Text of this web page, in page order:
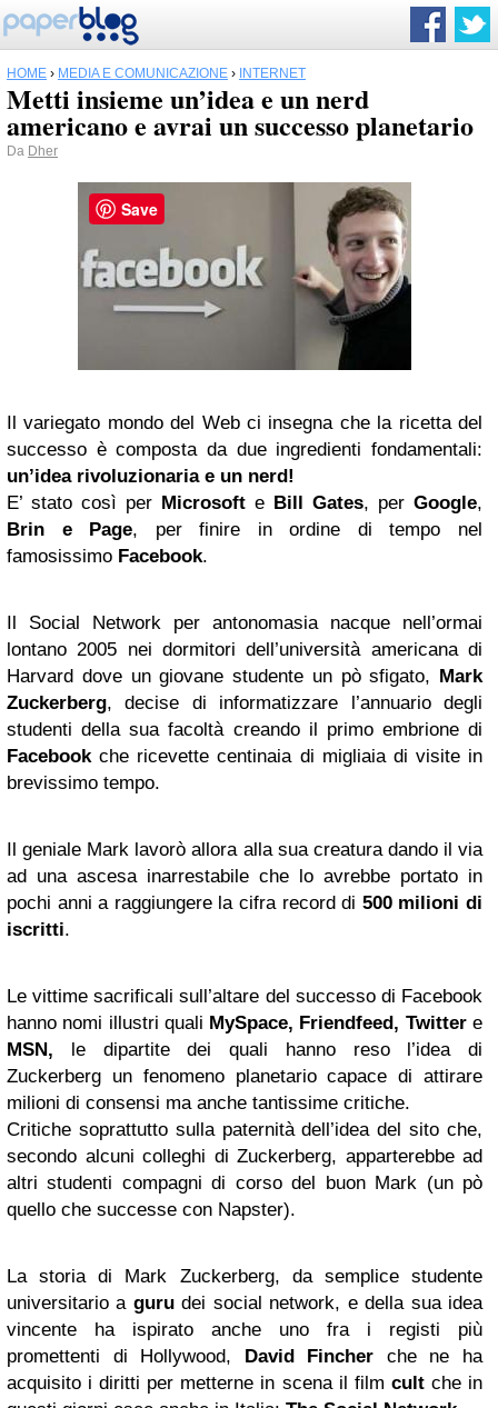
HOME › MEDIA E COMUNICAZIONE › INTERNET
Metti insieme un’idea e un nerd
americano e avrai un successo planetario
Da Dher
Il variegato mondo del Web ci insegna che la ricetta del
successo è composta da due ingredienti fondamentali:
un’idea rivoluzionaria e un nerd!
E’ stato così per Microsoft e Bill Gates, per Google,
Brin e Page, per finire in ordine di tempo nel
famosissimo Facebook.
Il Social Network per antonomasia nacque nell’ormai
lontano 2005 nei dormitori dell’università americana di
Harvard dove un giovane studente un pò sfigato, Mark
Zuckerberg, decise di informatizzare l’annuario degli
studenti della sua facoltà creando il primo embrione di
Facebookche ricevette centinaia di migliaia di visite in
brevissimo tempo.
Il geniale Mark lavorò allora alla sua creatura dando il via
ad una ascesa inarrestabile che lo avrebbe portato in
pochi anni a raggiungere la cifra record di 500 milioni di
iscritti.
Le vittime sacrificali sull’altare del successo di Facebook
hanno nomi illustri quali MySpace, Friendfeed, Twittere
MSN, le dipartite dei quali hanno reso l’idea di
Zuckerberg un fenomeno planetario capace di attirare
milioni di consensi ma anche tantissime critiche.
Critiche soprattutto sulla paternità dell’idea del sito che,
secondo alcuni colleghi di Zuckerberg, apparterebbe ad
altri studenti compagni di corso del buon Mark (un pò
quello che successe con Napster).
La storia di Mark Zuckerberg, da semplice studente
universitario a gurudei social network, e della sua idea
vincente ha ispirato anche uno fra i registi più
promettenti di Hollywood, David Fincher che ne ha
acquisito i diritti per metterne in scena il film cultche in
Save